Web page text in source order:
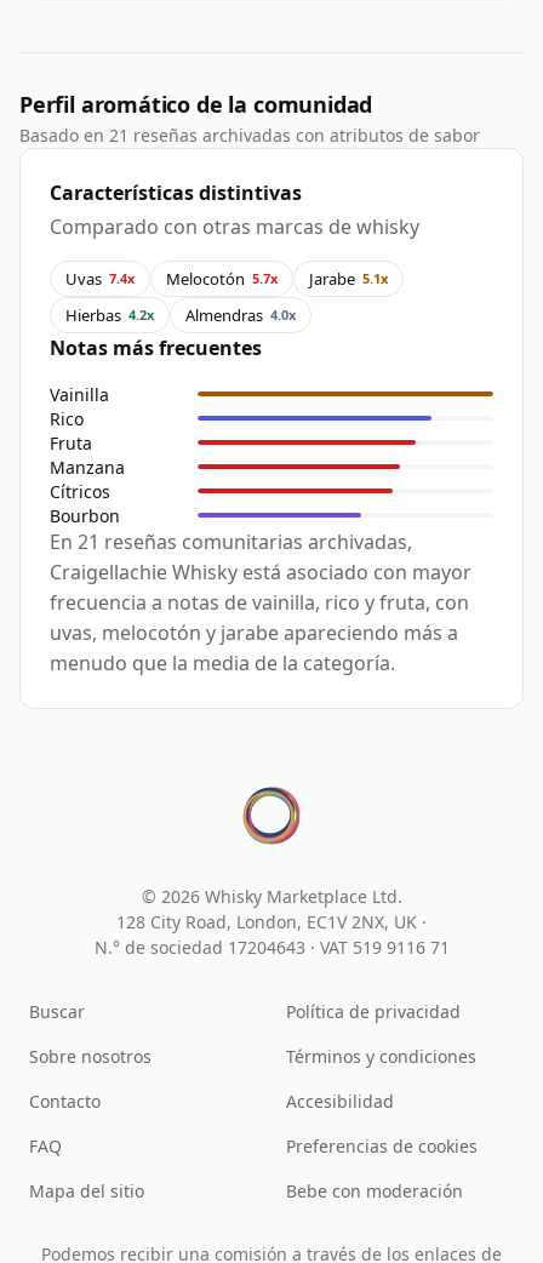
Perfil aromático de la comunidad
Basado en 21 reseñas archivadas con atributos de sabor
Características distintivas
Comparado con otras marcas de whisky
Uvas 7.4x Melocotón 5.7x Jarabe 5.1x
Hierbas 4.2x Almendras 4.0x
Notas más frecuentes
Vainilla
Rico
Fruta
Manzana
Cítricos
Bourbon
En 21 reseñas comunitarias archivadas,
Craigellachie Whisky está asociado con mayor
frecuencia a notas de vainilla, rico y fruta, con
uvas, melocotón y jarabe apareciendo más a
menudo que la media de la categoría.
© 2026 Whisky Marketplace Ltd.
128 City Road, London, EC1V 2NX, UK ·
N.° de sociedad 17204643 · VAT 519 9116 71
Buscar
Sobre nosotros
Contacto
FAQ
Mapa del sitio
Política de privacidad
Términos y condiciones
Accesibilidad
Preferencias de cookies
Bebe con moderación
Podemos recibir una comisión a través de los enlaces de